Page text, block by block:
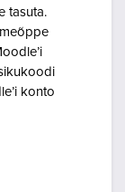
tasuta.
konto